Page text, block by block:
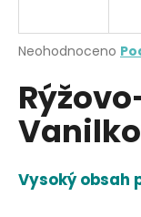
Průměrné
produktu
je
0,0
z
hvězdiček.
Neohodnoceno
Vysoký obsah
j
t
?